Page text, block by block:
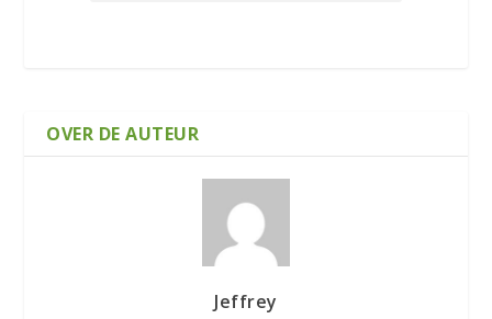
OVER DE AUTEUR
Jeffrey